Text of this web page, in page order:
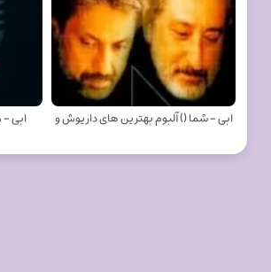
ابی - شما () آلبوم بهترین های داریوش و